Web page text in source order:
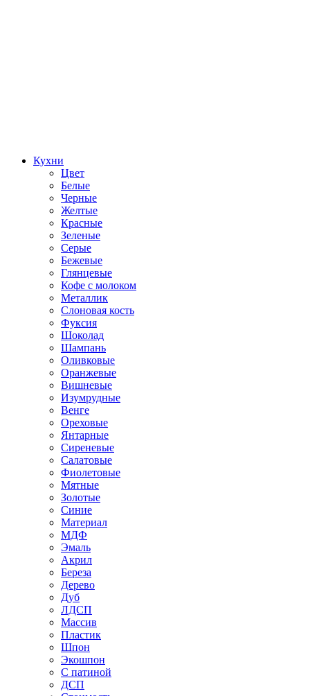
Кухни
Цвет
Белые
Черные
Желтые
Красные
Зеленые
Серые
Бежевые
Глянцевые
Кофе с молоком
Металлик
Слоновая кость
Фуксия
Шоколад
Шампань
Оливковые
Оранжевые
Вишневые
Изумрудные
Венге
Ореховые
Янтарные
Сиреневые
Салатовые
Фиолетовые
Мятные
Золотые
Синие
Материал
МДФ
Эмаль
Акрил
Береза
Дерево
Дуб
ЛДСП
Массив
Пластик
Шпон
Экошпон
С патиной
ДСП